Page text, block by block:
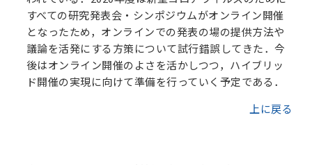
すべての研究発表会・シンポジウムがオンライン開催
となったため，オンラインでの発表の場の提供方法や
議論を活発にする方策について試行錯誤してきた．今
後はオンライン開催のよさを活かしつつ，ハイブリッ
ド開催の実現に向けて準備を行っていく予定である．
上に戻る